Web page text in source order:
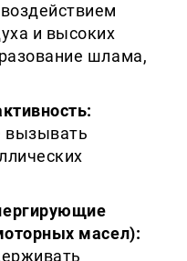
и высоких
шлама,
вызывать
масел):